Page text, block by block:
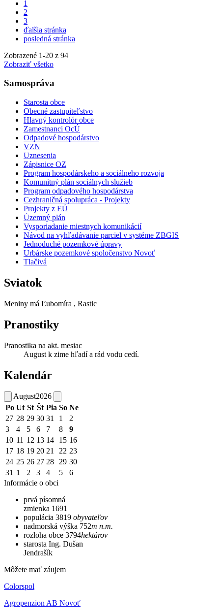
1
2
3
ďalšia stránka
posledná stránka
Zobrazené 1-20 z 94
Zobraziť všetko
Samospráva
Starosta obce
Obecné zastupiteľstvo
Hlavný kontrolór obce
Zamestnanci OcÚ
Odpadové hospodárstvo
VZN
Uznesenia
Zápisnice OZ
Program hospodárskeho a sociálneho rozvoja
Komunitný plán sociálnych služieb
Program odpadového hospodárstva
Cezhraničná spolupráca - Projekty
Projekty z EÚ
Územný plán
Vysporiadanie miestnych komunikácií
Návod na vyhľadávanie parciel v systéme ZBGIS
Jednoduché pozemkové úpravy
Urbárske pozemkové spoločenstvo Novoť
Tlačivá
Sviatok
Meniny má Ľubomíra , Rastic
Pranostiky
Pranostika na akt. mesiac
August k zime hľadí a rád vodu cedí.
Kalendár
August2026
Po Ut St Št Pia So Ne
27 28 29 30 31 1
2
3
4 5 6 7 8
9
10 11 12 13 14 15 16
17 18 19 20 21 22 23
24 25 26 27 28 29 30
31 1 2 3 4 5
6
Informácie o obci
prvá písomná
zmienka 1691
populácia 3819 obyvateľov
nadmorská výška 752m n.m.
rozloha obce 3794hektárov
starosta Ing. Dušan
Jendrašík
Môžete mať záujem
Colorspol
Agropenzion AB Novoť